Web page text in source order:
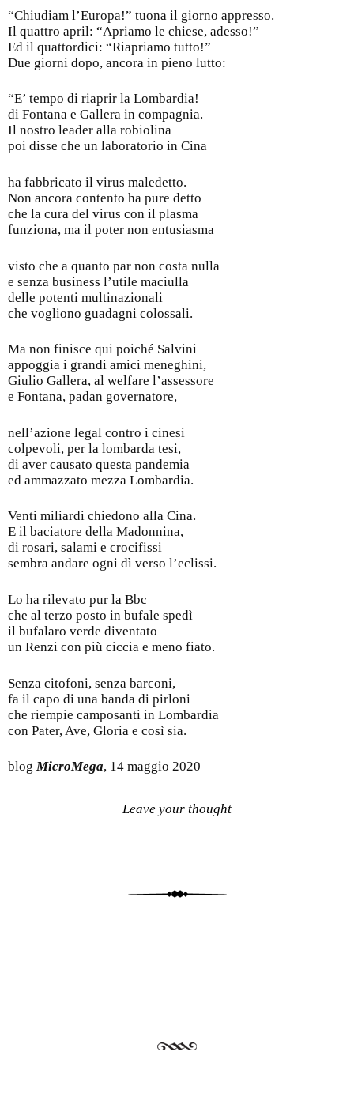
“Chiudiam l’Europa!” tuona il giorno appresso.
Il quattro april: “Apriamo le chiese, adesso!”
Ed il quattordici: “Riapriamo tutto!”
Due giorni dopo, ancora in pieno lutto:
“E’ tempo di riaprir la Lombardia!
di Fontana e Gallera in compagnia.
Il nostro leader alla robiolina
poi disse che un laboratorio in Cina
ha fabbricato il virus maledetto.
Non ancora contento ha pure detto
che la cura del virus con il plasma
funziona, ma il poter non entusiasma
visto che a quanto par non costa nulla
e senza business l’utile maciulla
delle potenti multinazionali
che vogliono guadagni colossali.
Ma non finisce qui poiché Salvini
appoggia i grandi amici meneghini,
Giulio Gallera, al welfare l’assessore
e Fontana, padan governatore,
nell’azione legal contro i cinesi
colpevoli, per la lombarda tesi,
di aver causato questa pandemia
ed ammazzato mezza Lombardia.
Venti miliardi chiedono alla Cina.
E il baciatore della Madonnina,
di rosari, salami e crocifissi
sembra andare ogni dì verso l’eclissi.
Lo ha rilevato pur la Bbc
che al terzo posto in bufale spedì
il bufalaro verde diventato
un Renzi con più ciccia e meno fiato.
Senza citofoni, senza barconi,
fa il capo di una banda di pirloni
che riempie camposanti in Lombardia
con Pater, Ave, Gloria e così sia.
blogMicroMega, 14 maggio 2020
Leave your thought